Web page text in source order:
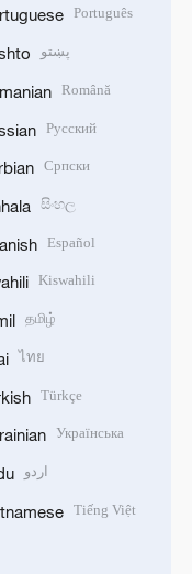
Português
پښتو
Română
Русский
Српски
සිංහල
Español
Kiswahili
தமிழ்
ไทย
Türkçe
Українська
اردو
Tiếng Việt